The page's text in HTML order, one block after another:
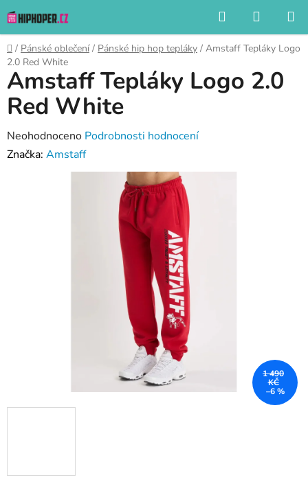
na
obsah
Hledat
KOŠÍK
Domů
/ Pánské oblečení / Pánské hip hop tepláky / Amstaff Tepláky Logo
2.0 Red White
Amstaff Tepláky Logo 2.0
Red White
Průměrné
hodnocení
Neohodnoceno Podrobnosti hodnocení
Značka: Amstaff
1 490
KČ
–6 %